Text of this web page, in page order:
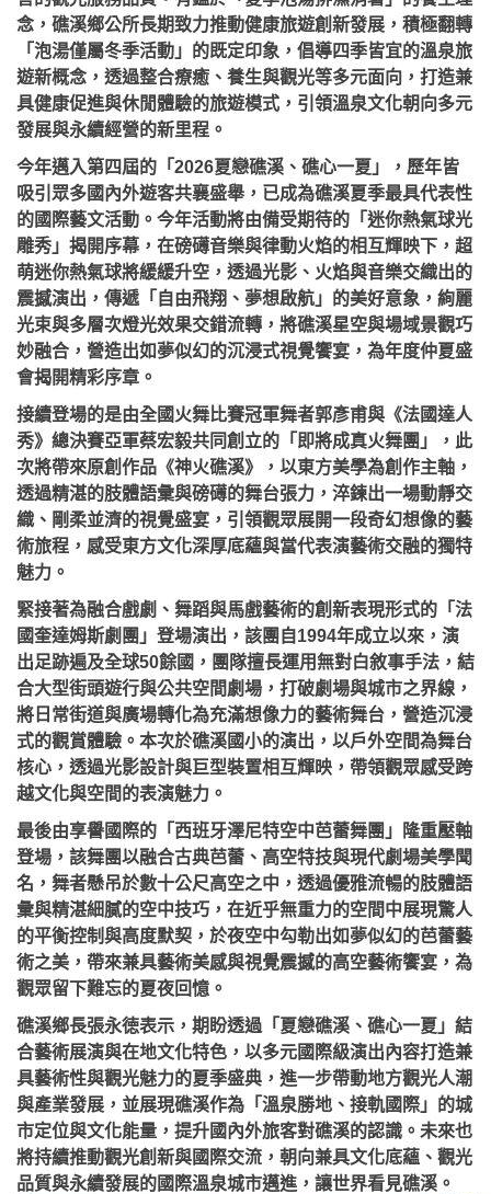
念，礁溪鄉公所長期致力推動健康旅遊創新發展，積極翻轉
「泡湯僅屬冬季活動」的既定印象，倡導四季皆宜的溫泉旅
遊新概念，透過整合療癒、養生與觀光等多元面向，打造兼
具健康促進與休閒體驗的旅遊模式，引領溫泉文化朝向多元
發展與永續經營的新里程。
今年邁入第四屆的「2026夏戀礁溪、礁心一夏」，歷年皆
吸引眾多國內外遊客共襄盛舉，已成為礁溪夏季最具代表性
的國際藝文活動。今年活動將由備受期待的「迷你熱氣球光
雕秀」揭開序幕，在磅礡音樂與律動火焰的相互輝映下，超
萌迷你熱氣球將緩緩升空，透過光影、火焰與音樂交織出的
震撼演出，傳遞「自由飛翔、夢想啟航」的美好意象，絢麗
光束與多層次燈光效果交錯流轉，將礁溪星空與場域景觀巧
妙融合，營造出如夢似幻的沉浸式視覺饗宴，為年度仲夏盛
會揭開精彩序章。
接續登場的是由全國火舞比賽冠軍舞者郭彥甫與《法國達人
秀》總決賽亞軍蔡宏毅共同創立的「即將成真火舞團」，此
次將帶來原創作品《神火礁溪》，以東方美學為創作主軸，
透過精湛的肢體語彙與磅礡的舞台張力，淬鍊出一場動靜交
織、剛柔並濟的視覺盛宴，引領觀眾展開一段奇幻想像的藝
術旅程，感受東方文化深厚底蘊與當代表演藝術交融的獨特
魅力。
緊接著為融合戲劇、舞蹈與馬戲藝術的創新表現形式的「法
國奎達姆斯劇團」登場演出，該團自1994年成立以來，演
出足跡遍及全球50餘國，團隊擅長運用無對白敘事手法，結
合大型街頭遊行與公共空間劇場，打破劇場與城市之界線，
將日常街道與廣場轉化為充滿想像力的藝術舞台，營造沉浸
式的觀賞體驗。本次於礁溪國小的演出，以戶外空間為舞台
核心，透過光影設計與巨型裝置相互輝映，帶領觀眾感受跨
越文化與空間的表演魅力。
最後由享譽國際的「西班牙澤尼特空中芭蕾舞團」隆重壓軸
登場，該舞團以融合古典芭蕾、高空特技與現代劇場美學聞
名，舞者懸吊於數十公尺高空之中，透過優雅流暢的肢體語
彙與精湛細膩的空中技巧，在近乎無重力的空間中展現驚人
的平衡控制與高度默契，於夜空中勾勒出如夢似幻的芭蕾藝
術之美，帶來兼具藝術美感與視覺震撼的高空藝術饗宴，為
觀眾留下難忘的夏夜回憶。
礁溪鄉長張永徳表示，期盼透過「夏戀礁溪、礁心一夏」結
合藝術展演與在地文化特色，以多元國際級演出內容打造兼
具藝術性與觀光魅力的夏季盛典，進一步帶動地方觀光人潮
與產業發展，並展現礁溪作為「溫泉勝地、接軌國際」的城
市定位與文化能量，提升國內外旅客對礁溪的認識。未來也
將持續推動觀光創新與國際交流，朝向兼具文化底蘊、觀光
品質與永續發展的國際溫泉城市邁進，讓世界看見礁溪。